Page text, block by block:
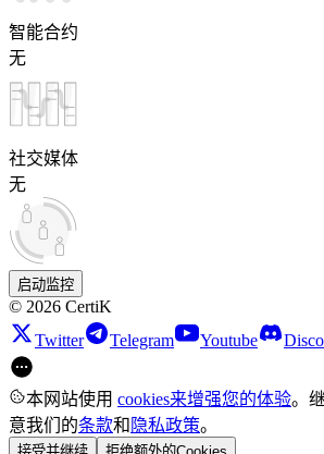
智能合约
无
社交媒体
无
启动监控
© 2026 CertiK
Twitter
Telegram Youtube
本网站使用 cookies来增强您的体验。
意我们的条款和 隐私政策。